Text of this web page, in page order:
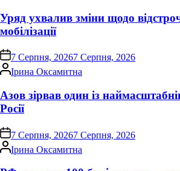
Уряд ухвалив зміни щодо
мобілізації
on 7 Серпня, 20267 Серпня, 2026
Опубліковано
Ірина Оксамитна
Азов зірвав один із
Росії
on 7 Серпня, 20267 Серпня, 2026
Опубліковано
Ірина Оксамитна